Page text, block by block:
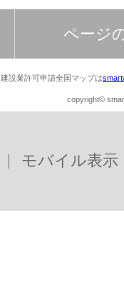
ページ
建設業許可申請全国マップは
copyright©
モバイル表示